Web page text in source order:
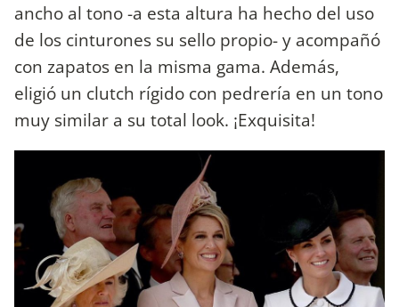
ancho al tono -a esta altura ha hecho del uso
de los cinturones su sello propio- y acompañó
con zapatos en la misma gama. Además,
eligió un clutch rígido con pedrería en un tono
muy similar a su total look. ¡Exquisita!